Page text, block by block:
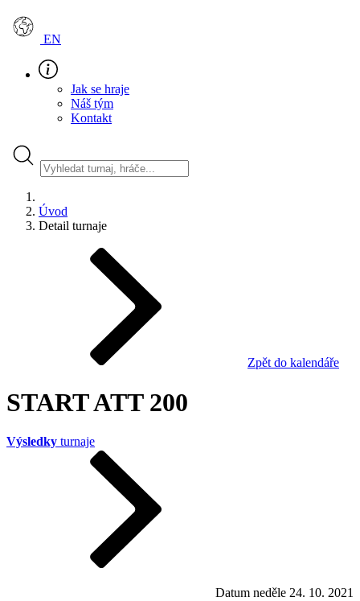
EN
Jak se hraje
Náš tým
Kontakt
Úvod
Detail turnaje
Zpět do kalendáře
START ATT 200
Výsledky turnaje
Datum neděle 24. 10. 2021